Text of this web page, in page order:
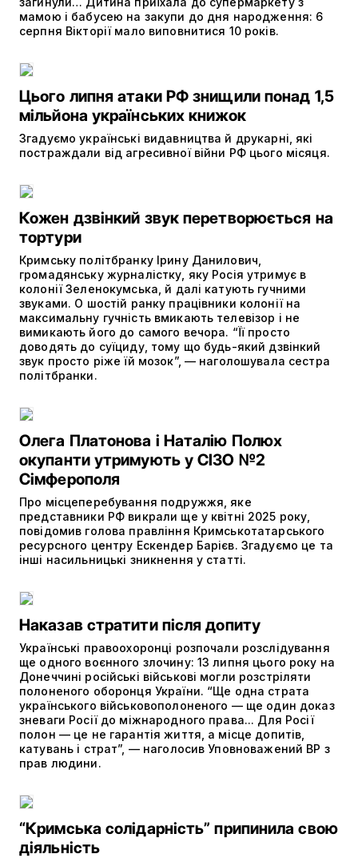
мамою і бабусею на закупи до дня народження: 6
серпня Вікторії мало виповнитися 10 років.
Цього липня атаки РФ знищили понад 1,5
мільйона українських книжок
Згадуємо українські видавництва й друкарні, які
постраждали від агресивної війни РФ цього місяця.
Кожен дзвінкий звук перетворюється на
тортури
Кримську політбранку Ірину Данилович,
громадянську журналістку, яку Росія утримує в
колонії Зеленокумська, й далі катують гучними
звуками. О шостій ранку працівники колонії на
максимальну гучність вмикають телевізор і не
вимикають його до самого вечора. “Її просто
доводять до суїциду, тому що будь-який дзвінкий
звук просто ріже їй мозок”, — наголошувала сестра
політбранки.
Олега Платонова і Наталію Полюх
окупанти утримують у СІЗО №2
Сімферополя
Про місцеперебування подружжя, яке
представники РФ викрали ще у квітні 2025 року,
повідомив голова правління Кримськотатарського
ресурсного центру Ескендер Барієв. Згадуємо це та
інші насильницькі зникнення у статті.
Наказав стратити після допиту
Українські правоохоронці розпочали розслідування
ще одного воєнного злочину: 13 липня цього року на
Донеччині російські військові могли розстріляти
полоненого оборонця України. “Ще одна страта
українського військовополоненого — ще один доказ
зневаги Росії до міжнародного права... Для Росії
полон — це не гарантія життя, а місце допитів,
катувань і страт”, — наголосив Уповноважений ВР з
прав людини.
“Кримська солідарність” припинила свою
діяльність